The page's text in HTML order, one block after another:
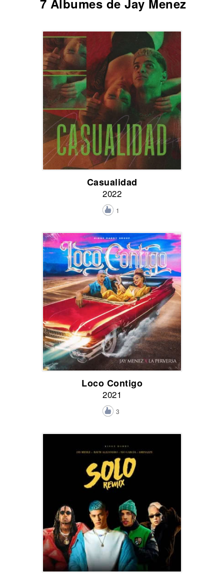
7 Álbumes de Jay Menez
Casualidad
2022
1
Loco Contigo
2021
3